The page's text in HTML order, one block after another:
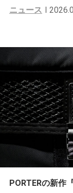
ニュース
PORTERの新作